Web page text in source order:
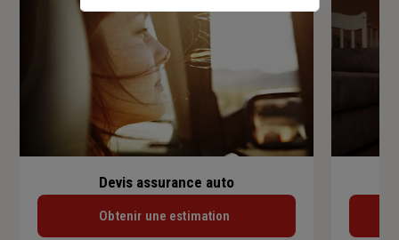
Devis assurance auto
Obtenir une estimation